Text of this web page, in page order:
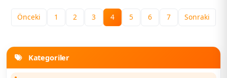
Önceki 1 2 3 4 5 6 7 Sonraki
Kategoriler